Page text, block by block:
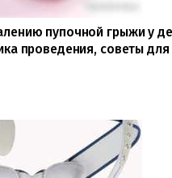
пупочной грыжи у
проведения, советы для